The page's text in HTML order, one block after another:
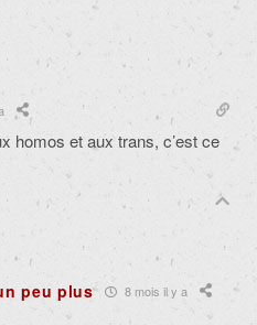
homos et aux trans, c’est ce
peu plus 8 mois il y a